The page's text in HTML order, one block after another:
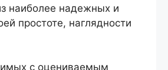
наиболее надежных и
простоте, наглядности
с оцениваемым